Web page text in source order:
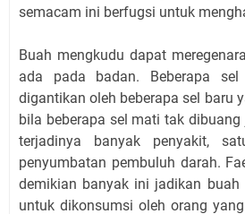
semacam ini berfugsi untuk
Buah mengkudu dapat
ada pada badan. Beberapa
digantikan oleh beberapa sel baru
bila beberapa sel mati tak
terjadinya banyak penyakit,
penyumbatan pembuluh darah.
demikian banyak ini jadikan
untuk dikonsumsi oleh orang